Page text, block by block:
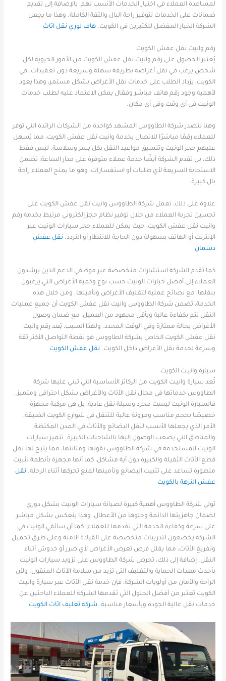
لمساعدة العملاء في اختيار الخدمات الأنسب لهم، بالإضافة إلى تقديم
ضمانات على الخدمات لتوفير راحة البال والثقة الكاملة. وهذا ما يجعل
الشركة الخيار المفضل للكثيرين في الكويت.هاف لوري نقل اثاث
رقم وانيت نقل عفش الكويت
يُعتبر الحصول على رقم وانيت نقل عفش الكويت من الأمور الحيوية لكل
شخص يرغب في نقل أغراضه بطريقة سهلة وسريعة دون تعقيدات. في
الكويت، يزداد الطلب على خدمات نقل الأغراض بشكل مستمر، وهذا يعود
لأهمية وجود رقم هاتف مباشر وفعّال يمكن الاعتماد عليه لطلب خدمات
الونيت في أي وقت وفي أي مكان.
وهنا تتصدر شركة الطاووس المشهد كواحدة من الشركات الرائدة التي توفر
للعملاء رقمًا مباشرًا للاتصال بخدمة وانيت نقل عفش الكويت، مما يُسهل
عليهم حجز الونيت وتنسيق مواعيد النقل بكل يسر وسلاسة. ليس فقط
ذلك، بل تقدم الشركة أيضًا خدمة عملاء متوفرة على مدار الساعة، تضمن
الاستجابة السريعة لأي طلبات أو استفسارات، وهو ما يمنح العملاء راحة
بال كبيرة.
علاوة على ذلك، تعمل شركة الطاووس وانيت نقل عفش الكويت على
تحسين تجربة العملاء من خلال توفير نظام حجز إلكتروني مرتبط بخدمة رقم
وانيت نقل عفش الكويت، حيث يمكن للعملاء حجز سيارات الونيت عبر
الإنترنت أو الهاتف بسهولة دون الحاجة للانتظار أو التردد. نقل عفش
دسمان
كما تقدم الشركة استشارات متخصصة عبر موظفي الدعم الذين يرشدون
العملاء إلى أفضل خيارات الونيت حسب نوع وكمية الأغراض التي يرغبون
بنقلها، مع نصائح عملية لتغليف الأغراض وتأمينها. ومن خلال هذه
الخدمة، تضمن شركة الطاووس وانيت نقل عفش الكويت أن جميع عمليات
النقل تتم بكفاءة عالية وبأقل مجهود من العميل، مع ضمان وصول
الأغراض بحالة ممتازة وفي الوقت المحدد. ولهذا السبب، يُعد رقم وانيت
نقل عفش الكويت الخاص بشركة الطاووس هو نقطة التواصل الأكثر ثقة
وسرعة لخدمة نقل الأغراض داخل الكويت. نقل عفش الكويت
سيارة وانيـت الكويت
تُعد سيارة وانيـت الكويت من الركائز الأساسية التي تبني عليها شركة
الطاووس خدماتها في مجال نقل الأثاث والأغراض بشكل احترافي ومتميز.
فالسيارة الونيت ليست مجرد وسيلة نقل عادية، بل هي مركبة مجهزة
خصيصًا بحجم مناسب ومرونة عالية للتنقل في شوارع الكويت الضيقة،
الأمر الذي يجعلها الأنسب لنقل البضائع والأثاث في المدن المكتظة
والمناطق التي يصعب الوصول إليها بالشاحنات الكبيرة. تتميز سيارات
الونيت المستخدمة في شركة الطاووس بقوتها ومتانتها، مما يتيح لها نقل
قطع الأثاث الثقيلة والكبيرة دون أية مشاكل، كما أنها مجهزة بأنظمة تثبيت
متطورة تساعد على تثبيت البضائع وتأمينها لمنع تحركها أثناء الرحلة. نقل
عفش النزهة بالكويت
تولي شركة الطاووس أهمية كبيرة لصيانة سيارات الونيت بشكل دوري
لضمان جاهزيتها الدائمة وخلوها من الأعطال، وهذا ينعكس بشكل مباشر
على سرعة وكفاءة الخدمة التي تقدمها للعملاء. كما أن سائقي الونيت في
الشركة يخضعون لتدريبات متخصصة على القيادة الآمنة وعلى طرق تحميل
وتفريغ الأثاث، مما يقلل فرص تعرض الأغراض لأي ضرر أو خدوش أثناء
النقل. إضافة إلى ذلك، تحرص شركة الطاووس على تزويد سيارات الونيت
بأحدث معدات الحماية والتغليف التي تزيد من سلامة الأثاث المنقول. ولأن
الراحة والأمان من أولويات الشركة، فإن خدمة نقل الأثاث عبر سيارة وانيـت
الكويت تعتبر من أفضل الحلول التي تقدمها الشركة للعملاء الباحثين عن
خدمات نقل عالية الجودة وبأسعار مناسبة. شركة تغليف اثاث الكويت